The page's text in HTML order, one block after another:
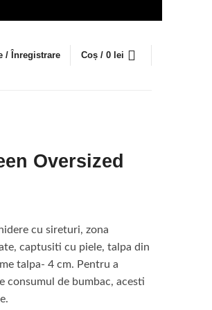
/ Înregistrare Coș / 0 lei
Oversized
cu sireturi, zona
captusiti cu piele, talpa din
talpa- 4 cm. Pentru a
consumul de bumbac, acesti